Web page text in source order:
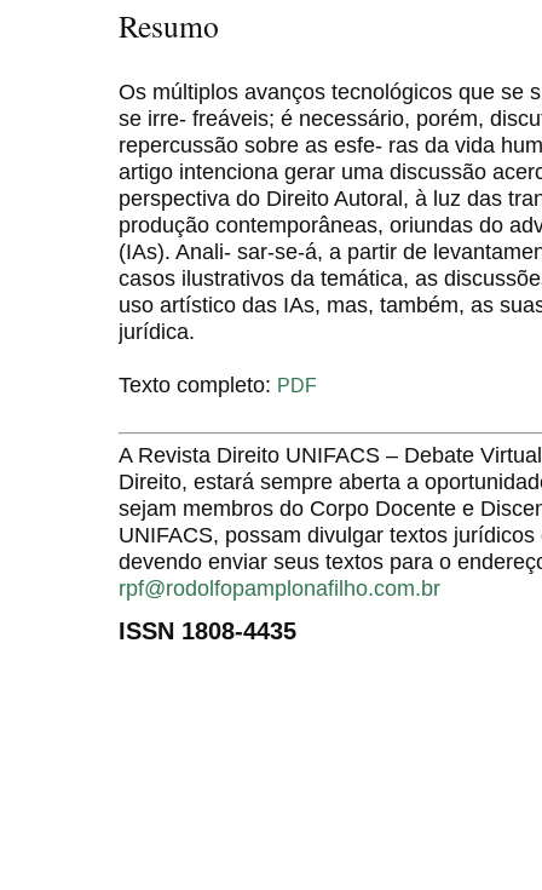
Resumo
Os múltiplos avanços tecnológicos que se
se irre- freáveis; é necessário, porém,
repercussão sobre as esfe- ras da vida
artigo intenciona gerar uma discussão
perspectiva do Direito Autoral, à luz das
produção contemporâneas, oriundas do
(IAs). Anali- sar-se-á, a partir de
casos ilustrativos da temática, as
uso artístico das IAs, mas, também, as
jurídica.
Texto completo: PDF
A Revista Direito UNIFACS – Debate
Direito, estará sempre aberta a
sejam membros do Corpo Docente e
UNIFACS, possam divulgar textos
devendo enviar seus textos para o
rpf@rodolfopamplonafilho.com.br
ISSN 1808-4435